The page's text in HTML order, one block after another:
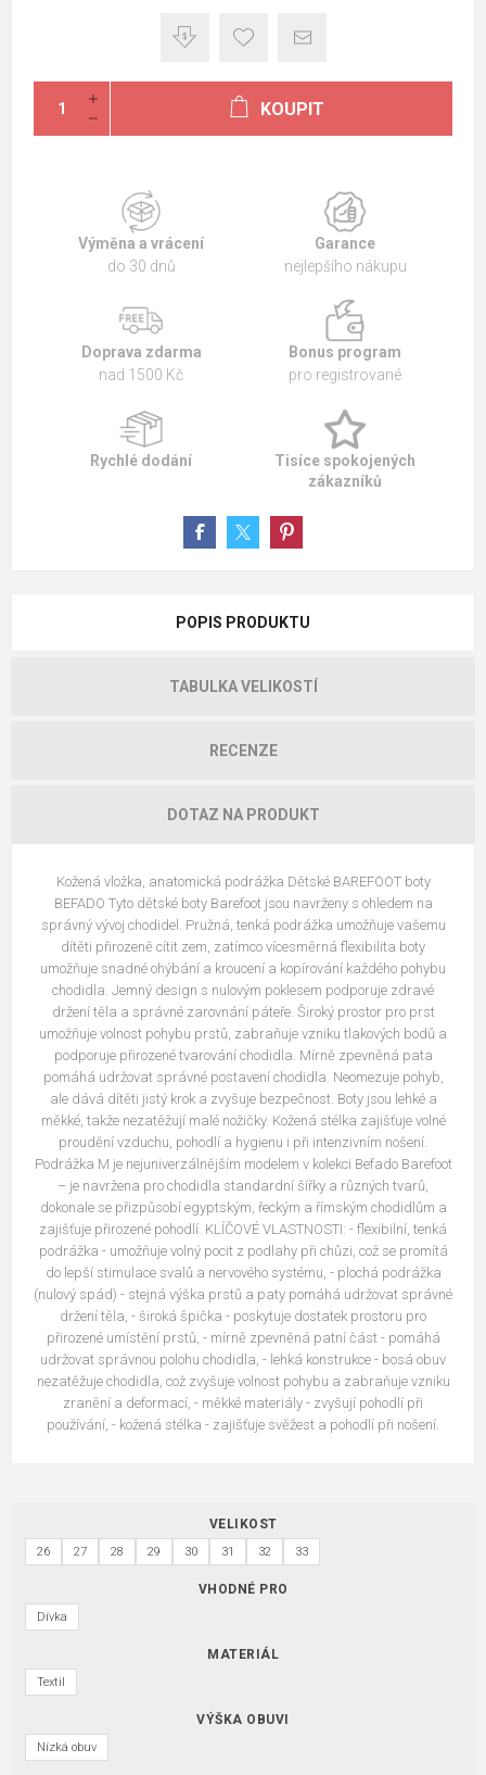
KOUPIT
Výměna a vrácení
do 30 dnů
Garance
nejlepšího nákupu
Doprava zdarma
nad 1500 Kč
Bonus program
pro registrované
Rychlé dodání
Tisíce spokojených
zákazníků
POPIS PRODUKTU
TABULKA VELIKOSTÍ
RECENZE
DOTAZ NA PRODUKT
Kožená vložka, anatomická podrážka Dětské BAREFOOT boty
BEFADO Tyto dětské boty Barefoot jsou navrženy s ohledem na
správný vývoj chodidel. Pružná, tenká podrážka umožňuje vašemu
dítěti přirozeně cítit zem, zatímco vícesměrná flexibilita boty
umožňuje snadné ohýbání a kroucení a kopírování každého pohybu
chodidla. Jemný design s nulovým poklesem podporuje zdravé
držení těla a správné zarovnání páteře. Široký prostor pro prst
umožňuje volnost pohybu prstů, zabraňuje vzniku tlakových bodů a
podporuje přirozené tvarování chodidla. Mírně zpevněná pata
pomáhá udržovat správné postavení chodidla. Neomezuje pohyb,
ale dává dítěti jistý krok a zvyšuje bezpečnost. Boty jsou lehké a
měkké, takže nezatěžují malé nožičky. Kožená stélka zajišťuje volné
proudění vzduchu, pohodlí a hygienu i při intenzivním nošení.
Podrážka M je nejuniverzálnějším modelem v kolekci Befado Barefoot
– je navržena pro chodidla standardní šířky a různých tvarů,
dokonale se přizpůsobí egyptským, řeckým a římským chodidlům a
zajišťuje přirozené pohodlí. KLÍČOVÉ VLASTNOSTI: - flexibilní, tenká
podrážka - umožňuje volný pocit z podlahy při chůzi, což se promítá
do lepší stimulace svalů a nervového systému, - plochá podrážka
(nulový spád) - stejná výška prstů a paty pomáhá udržovat správné
držení těla, - široká špička - poskytuje dostatek prostoru pro
přirozené umístění prstů, - mírně zpevněná patní část - pomáhá
udržovat správnou polohu chodidla, - lehká konstrukce - bosá obuv
nezatěžuje chodidla, což zvyšuje volnost pohybu a zabraňuje vzniku
zranění a deformací, - měkké materiály - zvyšují pohodlí při
používání, - kožená stélka - zajišťuje svěžest a pohodlí při nošení.
VELIKOST
26 27 28 29 30 31 32 33
VHODNÉ PRO
Dívka
MATERIÁL
Textil
VÝŠKA OBUVI
Nízká obuv